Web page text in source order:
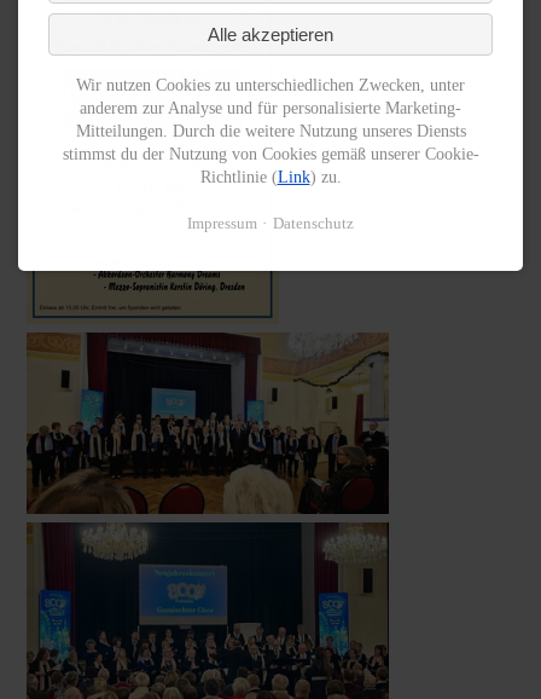
Alle akzeptieren
Wir nutzen Cookies zu unterschiedlichen Zwecken, unter
anderem zur Analyse und für personalisierte Marketing-
Mitteilungen. Durch die weitere Nutzung unseres Diensts
stimmst du der Nutzung von Cookies gemäß unserer Cookie-
Richtlinie (Link) zu.
Impressum Datenschutz